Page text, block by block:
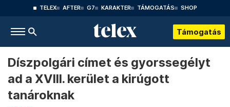
TELEX AFTER G7 KARAKTER TÁMOGATÁS SHOP
Támogatás
Díszpolgári címet és gyorssegélyt
ad a XVIII. kerület a kirúgott
tanároknak